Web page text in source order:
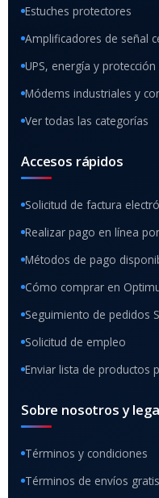
Estuches protectores
Amplificadores de señal
UPS, energía y protección
Módems industriales y
Ver todas las categorías
Accesos rápidos
Solicitud de factura
Realizar pago en línea por
Métodos de pago
Cómo comprar en
Seguimiento de pedidos
Solicitud de empleo
Enviar lista de productos
Sobre nosotros y
Términos y condiciones
Términos de envíos gratis